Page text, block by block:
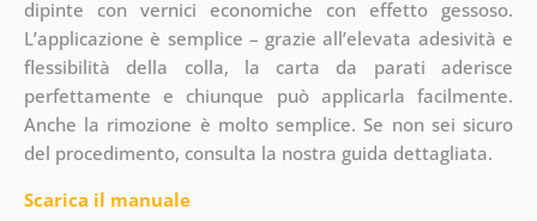
dipinte con vernici economiche con effetto gessoso.
L’applicazione è semplice – grazie all’elevata adesività e
flessibilità della colla, la carta da parati aderisce
perfettamente e chiunque può applicarla facilmente.
Anche la rimozione è molto semplice. Se non sei sicuro
del procedimento, consulta la nostra guida dettagliata.
Scarica il manuale